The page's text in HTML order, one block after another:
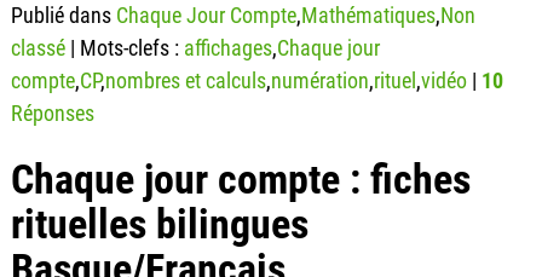
Publié dans Chaque Jour Compte,Mathématiques,Non
classé| Mots-clefs : affichages,Chaque jour
compte,CP,nombres et calculs,numération,rituel,vidéo| 10
Réponses
Chaque jour compte : fiches
rituelles bilingues